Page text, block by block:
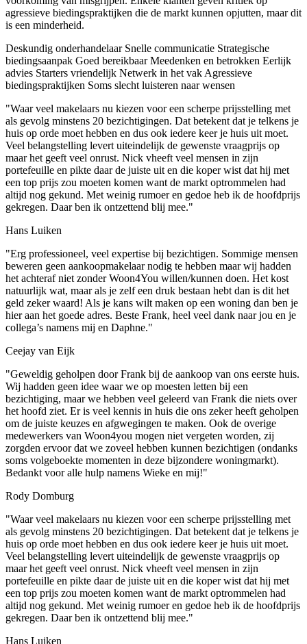
agressieve biedingspraktijken die de markt kunnen opjutten, maar dit
is een minderheid.
Deskundig onderhandelaarSnelle communicatie Strategische
biedingsaanpak Goed bereikbaarMeedenken en betrokken Eerlijk
advies Starters vriendelijk Netwerk in het vakAgressieve
biedingspraktijken Soms slecht luisteren naar wensen
"Waar veel makelaars nu kiezen voor een scherpe prijsstelling met
als gevolg minstens 20 bezichtigingen. Dat betekent dat je telkens je
huis op orde moet hebben en dus ook iedere keer je huis uit moet.
Veel belangstelling levert uiteindelijk de gewenste vraagprijs op
maar het geeft veel onrust. Nick vheeft veel mensen in zijn
portefeuille en pikte daar de juiste uit en die koper wist dat hij met
een top prijs zou moeten komen want de markt optrommelen had
altijd nog gekund. Met weinig rumoer en gedoe heb ik de hoofdprijs
gekregen. Daar ben ik ontzettend blij mee."
Hans Luiken
"Erg professioneel, veel expertise bij bezichtigen. Sommige mensen
beweren geen aankoopmakelaar nodig te hebben maar wij hadden
het achteraf niet zonder Woon4You willen/kunnen doen. Het kost
natuurlijk wat, maar als je zelf een druk bestaan hebt dan is dit het
geld zeker waard! Als je kans wilt maken op een woning dan ben je
hier aan het goede adres. Beste Frank, heel veel dank naar jou en je
collega’s namens mij en Daphne."
Ceejay van Eijk
"Geweldig geholpen door Frank bij de aankoop van ons eerste huis.
Wij hadden geen idee waar we op moesten letten bij een
bezichtiging, maar we hebben veel geleerd van Frank die niets over
het hoofd ziet. Er is veel kennis in huis die ons zeker heeft geholpen
om de juiste keuzes en afgwegingen te maken. Ook de overige
medewerkers van Woon4you mogen niet vergeten worden, zij
zorgden ervoor dat we zoveel hebben kunnen bezichtigen (ondanks
soms volgeboekte momenten in deze bijzondere woningmarkt).
Bedankt voor alle hulp namens Wieke en mij!"
Rody Domburg
"Waar veel makelaars nu kiezen voor een scherpe prijsstelling met
als gevolg minstens 20 bezichtigingen. Dat betekent dat je telkens je
huis op orde moet hebben en dus ook iedere keer je huis uit moet.
Veel belangstelling levert uiteindelijk de gewenste vraagprijs op
maar het geeft veel onrust. Nick vheeft veel mensen in zijn
portefeuille en pikte daar de juiste uit en die koper wist dat hij met
een top prijs zou moeten komen want de markt optrommelen had
altijd nog gekund. Met weinig rumoer en gedoe heb ik de hoofdprijs
gekregen. Daar ben ik ontzettend blij mee."
Hans Luiken